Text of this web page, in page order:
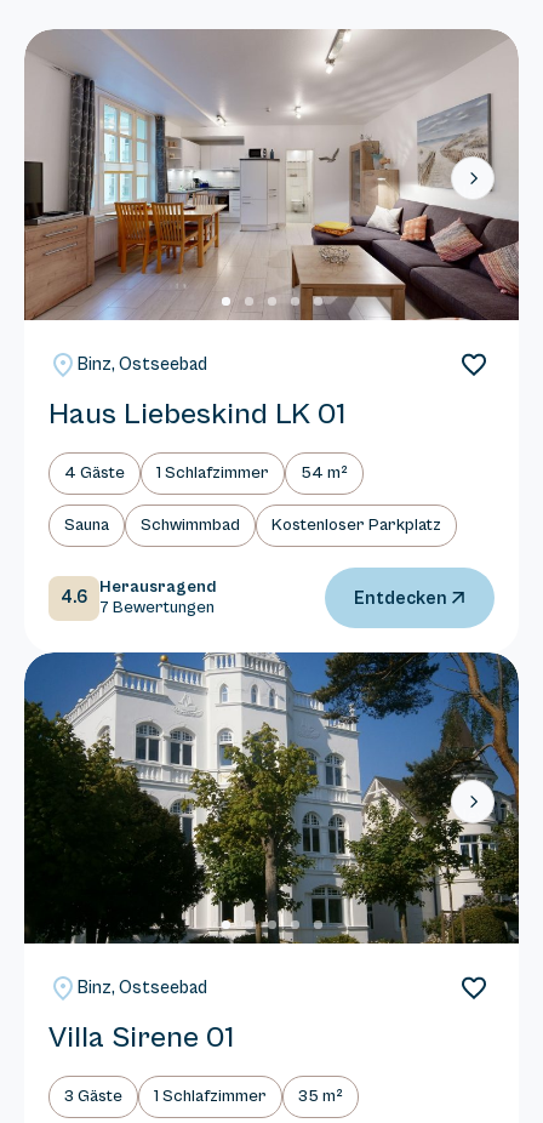
Next
Binz, Ostseebad
Haus Liebeskind LK 01
4 Gäste 1 Schlafzimmer 54 m²
Sauna Schwimmbad Kostenloser Parkplatz
4.6
Herausragend
7 Bewertungen
Entdecken
Next
Binz, Ostseebad
Villa Sirene 01
3 Gäste 1 Schlafzimmer 35 m²